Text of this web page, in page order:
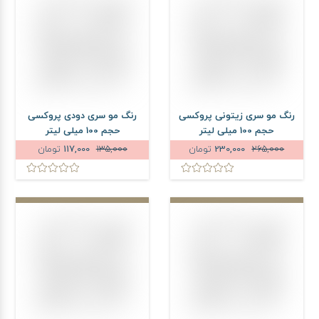
رنگ مو سری زیتونی پروکسی
حجم 100 میلی لیتر
265,000
تومان
رنگ مو سری دودی پروکسی
حجم 100 میلی لیتر
135,000
117,000 تومان